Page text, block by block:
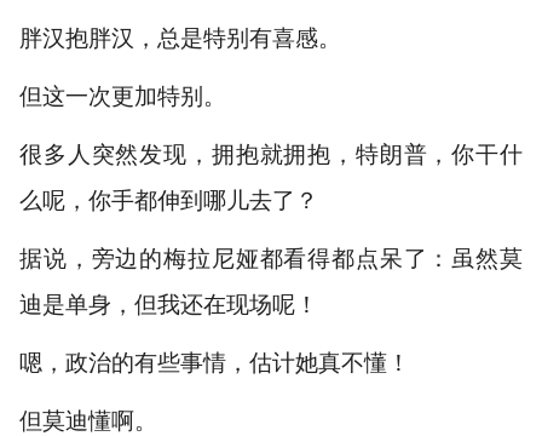
胖汉抱胖汉，总是特别有喜感。
但这一次更加特别。
很多人突然发现，拥抱就拥抱，特朗普，你干什
么呢，你手都伸到哪儿去了？
据说，旁边的梅拉尼娅都看得都点呆了：虽然莫
迪是单身，但我还在现场呢！
嗯，政治的有些事情，估计她真不懂！
但莫迪懂啊。